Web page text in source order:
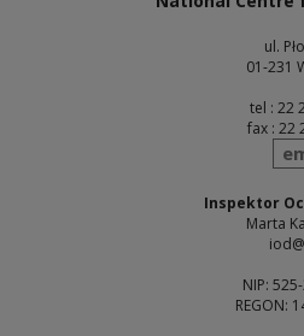
ul.
01-231
tel : 22
fax : 22
Inspektor
Marta
NIP:
REGON: